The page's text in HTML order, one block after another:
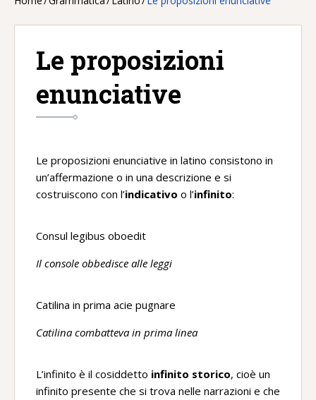
Le proposizioni
enunciative
Le proposizioni enunciative in latino consistono in
un’affermazione o in una descrizione e si
costruiscono con l’indicativo o l’infinito:
Consul legibus oboedit
Il console obbedisce alle leggi
Catilina in prima acie pugnare
Catilina combatteva in prima linea
L’infinito è il cosiddetto infinito storico, cioè un
infinito presente che si trova nelle narrazioni e che